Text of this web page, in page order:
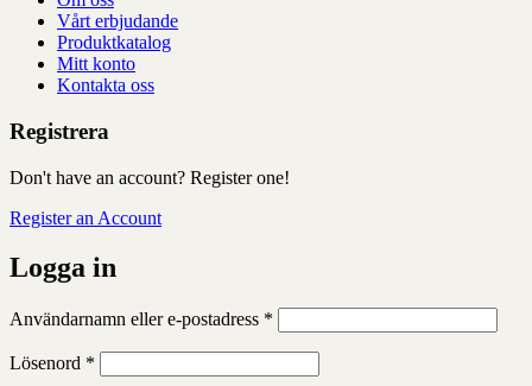
Vårt erbjudande
Produktkatalog
Mitt konto
Kontakta oss
Registrera
Don't have an account? Register one!
Register an Account
Logga in
Användarnamn eller e-postadress *
Lösenord *